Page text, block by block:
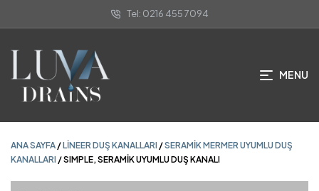
Tel: 0216 455 7094
MENU
ANA SAYFA/LINEER DUŞ KANALLARI/SERAMIK MERMER UYUMLU DUŞ
ANA SAYFA /LINEER DUŞ KANALLARI /SERAMIK MERMER UYUMLU DUŞ
KANALLARI / SIMPLE, SERAMİK UYUMLU DUŞ KANALI